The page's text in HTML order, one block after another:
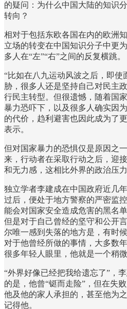
的疑问：为什么中国大陆的知识
转向？
相对于包括东欧各国在内的欧洲
立场的转变在中国知识分子中更
多人在“左”“右”之间的反复横跳。
“比如在八九运动风波之后，即使
胁，很多人还是坚持自己对民主
行民主转型。但很遗憾，随着国
暴力恐吓下，以及很多人确实因
的代价，趋利避害也因此成为了
表示。
但对国家暴力的恐惧仅是原因之
来，行动者在采取行动之后，迎
和无力感，这相比外界的政治压力
独立学者李建成在中国政府近几
过后，便处于地方警察的严密监
能会对国家安全造成危害的黑名
但是对于自己曾经的坚守和公开
尔唯一感到失落的地方是，有时
对于他曾经所做的事情，大多数
很多年轻人眼里，他就是一个稍
“外界好像已经把我给遗忘了”，
的是，他曾“铤而走险”，但在失
他及他的家人承担的，甚至他为
记得他。